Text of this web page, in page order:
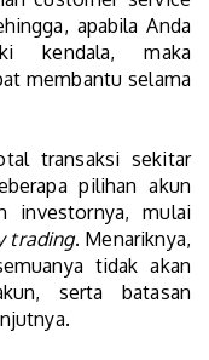
apabila Anda
kendala, maka
membantu selama
transaksi sekitar
pilihan akun
investornya, mulai
trading. Menariknya,
tidak akan
serta batasan